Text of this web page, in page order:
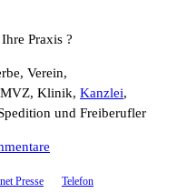
Praxis ?
Verein,
Klinik, Kanzlei,
und Freiberufler
Presse
Telefon